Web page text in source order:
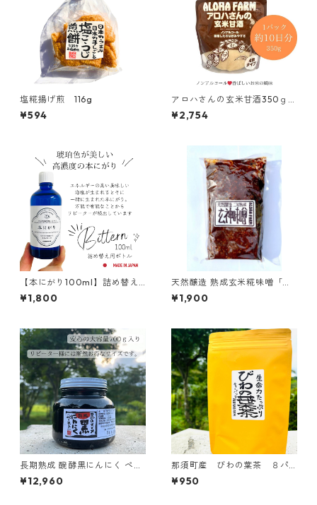
塩糀揚げ煎 116g
¥594
アロハさんの玄米甘酒350ｇ3
本セット （賞味期限2027.0
1.08
¥2,754
【本にがり100ml】詰め替え
ボトル
¥1,800
天然醸造 熟成玄米糀味噌「玄
神（げんしん）味噌」800g
｜ （クール便）
¥1,900
長期熟成 醗酵黒にんにく ペー
ストタイプ 700g
¥12,960
那須町産 びわの葉茶 ８パ
ック入り 国産 無添加 農
薬不使用 ティーパック 枇
¥950